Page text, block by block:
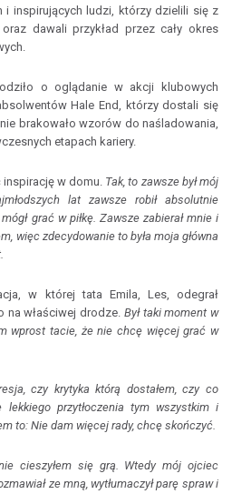
i inspirujących ludzi, którzy dzielili się z
dawali przykład przez cały okres
o oglądanie w akcji klubowych
Hale End, którzy dostali się
brakowało wzorów do naśladowania,
etapach kariery.
inspirację w domu. Tak, to zawsze był mój
lat zawsze robił absolutnie
grać w piłkę. Zawsze zabierał mnie i
więc zdecydowanie to była moja główna
w której tata Emila, Les, odegrał
na właściwej drodze. Był taki moment w
wprost tacie, że nie chcę więcej grać w
czy krytyka którą dostałem, czy co
przytłoczenia tym wszystkim i
to: Nie dam więcej rady, chcę skończyć.
cieszyłem się grą. Wtedy mój ojciec
ze mną, wytłumaczył parę spraw i